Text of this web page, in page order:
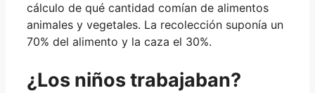
cálculo de qué cantidad comían de alimentos
animales y vegetales. La recolección suponía un
70% del alimento y la caza el 30%.
¿Los niños trabajaban?